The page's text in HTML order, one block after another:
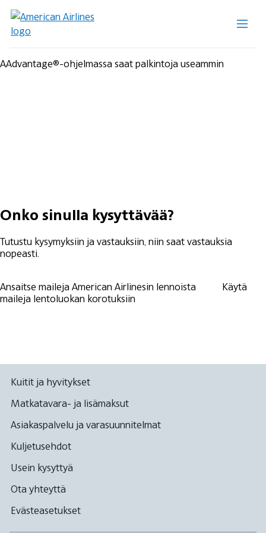
AAdvantage®-ohjelmassa saat palkintoja useammin
Onko sinulla kysyttävää?
Tutustu kysymyksiin ja vastauksiin, niin saat vastauksia
nopeasti.
Ansaitse maileja American Airlinesin lennoista
Käytä
maileja lentoluokan korotuksiin
Kuitit ja hyvitykset
Matkatavara- ja lisämaksut
Asiakaspalvelu ja varasuunnitelmat
Kuljetusehdot
Usein kysyttyä
Ota yhteyttä
Evästeasetukset